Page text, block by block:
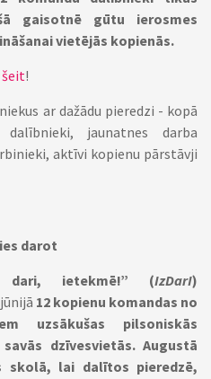
gaisotnē gūtu ierosmes
vietējās kopienās.
šeit!
ar dažādu pieredzi - kopā
dalībnieki, jaunatnes darba
aktīvi kopienu pārstāvji
darot
dari, ietekmē!” (IzDarI)
12 kopienu komandas no
uzsākušas pilsoniskās
dzīvesvietās. Augustā
skolā, lai dalītos pieredzē,